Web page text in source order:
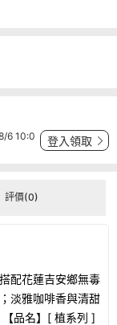
6 10:0
登入領取
評價(0)
配花蓮吉安鄉無毒
淡雅咖啡香與清甜
品名】[ 植系列 ]